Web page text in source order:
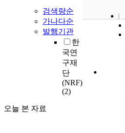
검색량순
가나다순
발행기관
한
국연
구재
단
(NRF)
(2)
오늘 본 자료